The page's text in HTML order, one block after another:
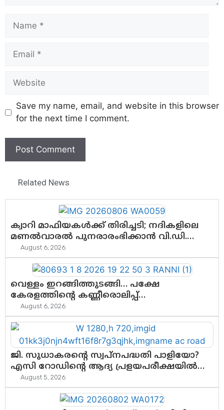
Save my name, email, and website in this browser
for the next time I comment.
Related News
ക്വാറി മാഫിയകൾക്ക് തിരിച്ചടി; നദികളിലെ
മണൽവാരൽ പുനരാരംഭിക്കാൻ വി.ഡി.
സർക്കാർ തീരുമാനം
August 6, 2026
വെള്ളം ഇറങ്ങിത്തുടങ്ങി… പക്ഷേ
കേരളത്തിന്റെ കണ്ണീരൊലിപ്പ്
എന്നവസാനിക്കും?
August 6, 2026
ജി. സുധാകരന്റെ സ്വപ്നപദ്ധതി പാളിയോ?
എസി റോഡിന്റെ ആദ്യ പ്രളയപരീക്ഷയിൽ
ഉയരുന്നത് ഗുരുതര ചോദ്യങ്ങൾ
August 5, 2026